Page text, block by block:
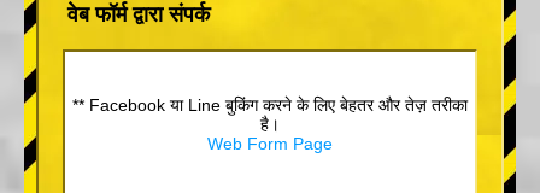
वेब फॉर्म द्वारा संपर्क
** Facebook या Line बुकिंग करने के लिए बेहतर और तेज़ तरीका
है।
Web Form Page